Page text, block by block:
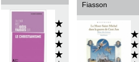
Fiasson